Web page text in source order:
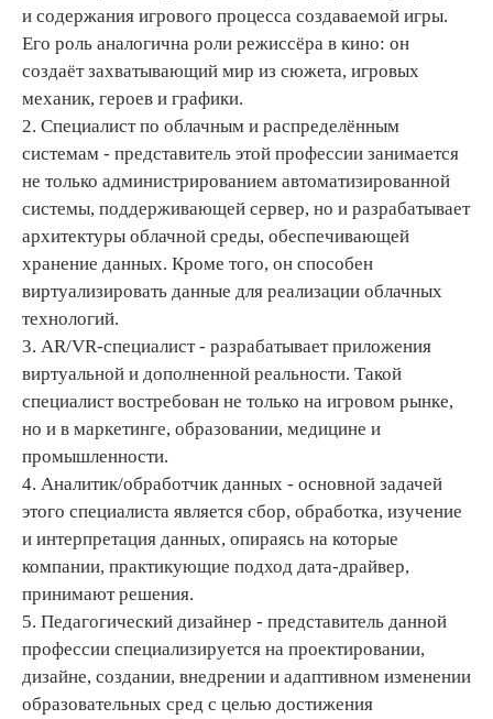
и содержания игрового процесса создаваемой игры.
Его роль аналогична роли режиссёра в кино: он
создаёт захватывающий мир из сюжета, игровых
механик, героев и графики.
2. Специалист по облачным и распределённым
системам - представитель этой профессии занимается
не только администрированием автоматизированной
системы, поддерживающей сервер, но и разрабатывает
архитектуры облачной среды, обеспечивающей
хранение данных. Кроме того, он способен
виртуализировать данные для реализации облачных
технологий.
3. AR/VR-специалист - разрабатывает приложения
виртуальной и дополненной реальности. Такой
специалист востребован не только на игровом рынке,
но и в маркетинге, образовании, медицине и
промышленности.
4. Аналитик/обработчик данных - основной задачей
этого специалиста является сбор, обработка, изучение
и интерпретация данных, опираясь на которые
компании, практикующие подход дата-драйвер,
принимают решения.
5. Педагогический дизайнер - представитель данной
профессии специализируется на проектировании,
дизайне, создании, внедрении и адаптивном изменении
образовательных сред с целью достижения